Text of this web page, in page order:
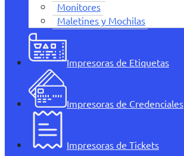
Monitores
Maletines y Mochilas
Impresoras de Etiquetas
Impresoras de Credenciales
Impresoras de Tickets